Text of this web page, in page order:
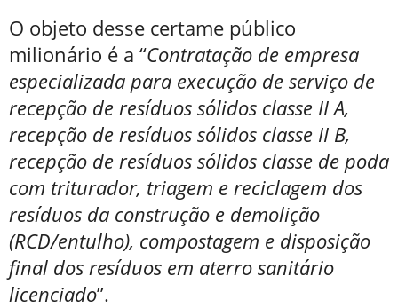
O objeto desse certame público
milionário é a “Contratação de empresa
especializada para execução de serviço de
recepção de resíduos sólidos classe II A,
recepção de resíduos sólidos classe II B,
recepção de resíduos sólidos classe de poda
com triturador, triagem e reciclagem dos
resíduos da construção e demolição
(RCD/entulho), compostagem e disposição
final dos resíduos em aterro sanitário
licenciado”.